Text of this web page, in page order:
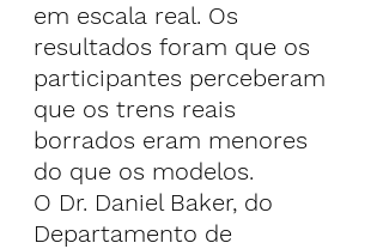
em escala real. Os
resultados foram que os
participantes perceberam
que os trens reais
borrados eram menores
do que os modelos.
O Dr. Daniel Baker, do
Departamento de